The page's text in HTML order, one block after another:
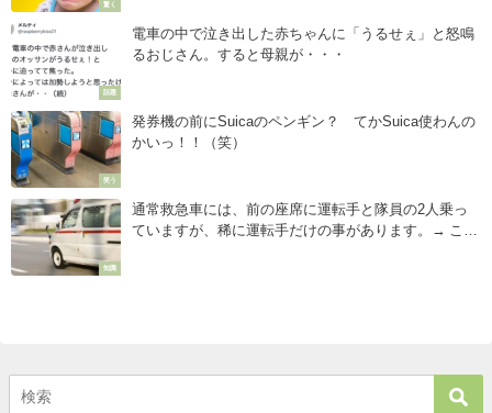
驚く
話題
電車の中で泣き出した赤ちゃんに「うるせぇ」と怒鳴
るおじさん。すると母親が・・・
笑う
発券機の前にSuicaのペンギン？ てかSuica使わんの
かいっ！！（笑）
知識
通常救急車には、前の座席に運転手と隊員の2人乗っ
ていますが、稀に運転手だけの事があります。→ こん